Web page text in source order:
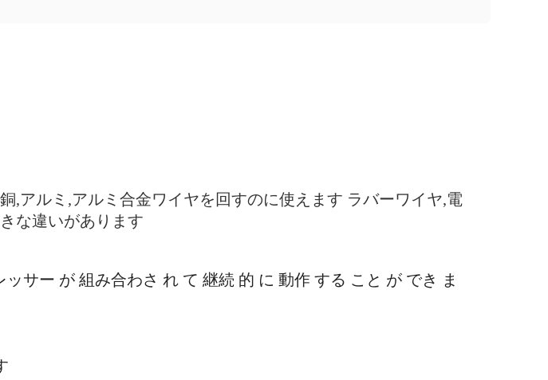
,アルミ,アルミ合金ワイヤを回すのに使えます ラバーワイヤ,電
な違いがあります
サー が 組み合わさ れ て 継続 的 に 動作 する こと が でき ま